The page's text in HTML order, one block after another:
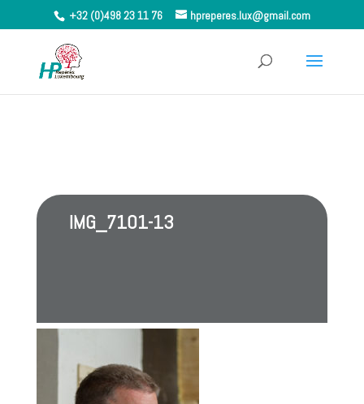
+32 (0)498 23 11 76 hpreperes.lux@gmail.com
IMG_7101-13